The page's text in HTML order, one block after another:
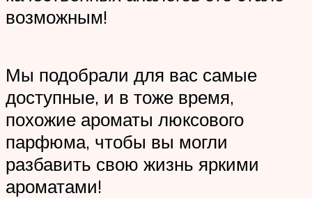
возможным!
Мы подобрали для вас самые
доступные, и в тоже время,
похожие ароматы люксового
парфюма, чтобы вы могли
разбавить свою жизнь яркими
ароматами!